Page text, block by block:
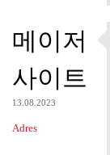
메이저
사이트
13.08.2023
Adres